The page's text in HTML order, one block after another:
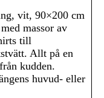
vit, 90×200 cm
massor av
till
Allt på en
kudden.
huvud- eller